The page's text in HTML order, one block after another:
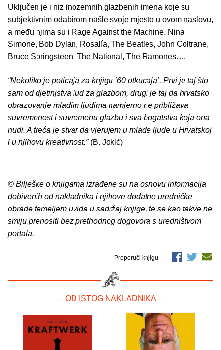
Uključen je i niz inozemnih glazbenih imena koje su
subjektivnim odabirom našle svoje mjesto u ovom naslovu,
a među njima su i Rage Against the Machine, Nina
Simone, Bob Dylan, Rosalía, The Beatles, John Coltrane,
Bruce Springsteen, The National, The Ramones….
“Nekoliko je poticaja za knjigu ’60 otkucaja’. Prvi je taj što
sam od djetinjstva lud za glazbom, drugi je taj da hrvatsko
obrazovanje mladim ljudima namjerno ne približava
suvremenost i suvremenu glazbu i sva bogatstva koja ona
nudi. A treća je stvar da vjerujem u mlade ljude u Hrvatskoj
i u njihovu kreativnost.”(B. Jokić)
© Bilješke o knjigama izrađene su na osnovu informacija
dobivenih od nakladnika i njihove dodatne uredničke
obrade temeljem uvida u sadržaj knjige, te se kao takve ne
smiju prenositi bez prethodnog dogovora s uredništvom
portala.
Preporuči knjigu
– OD ISTOG NAKLADNIKA –